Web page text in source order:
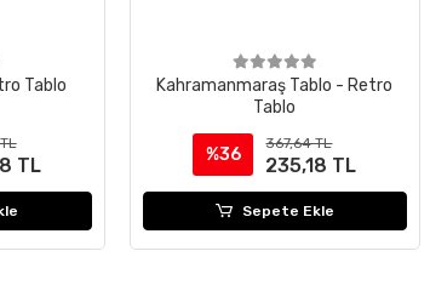
Tablo
TL
Kahramanmaraş Tablo - Retro
Tablo
%36
367,64 TL
235,18 TL
Sepete Ekle